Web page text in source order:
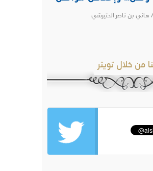
هاني بن ناصر الحتيرشي
من خلال تويتر